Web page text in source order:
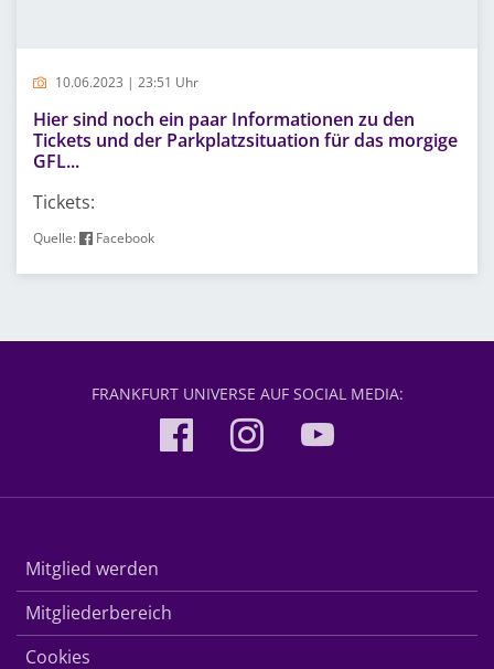
10.06.2023 | 23:51 Uhr
Hier sind noch ein paar Informationen zu den
Tickets und der Parkplatzsituation für das morgige
GFL...
Tickets:
Quelle: Facebook
FRANKFURT UNIVERSE AUF SOCIAL MEDIA:
Mitglied werden
Mitgliederbereich
Cookies